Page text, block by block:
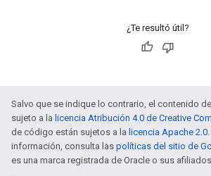
¿Te resultó útil?
Salvo que se indique lo contrario, el contenido
sujeto a la licencia Atribución 4.0 de Creative
de código están sujetos a la licencia Apache 2.0
información, consulta las políticas del sitio de
es una marca registrada de Oracle o sus